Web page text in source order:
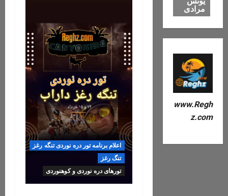
اعلام برنامه تور دره نوردی تنگه رغز
تنگ رغز
تورهای دره نوردی و کوهنوردی
مرادی